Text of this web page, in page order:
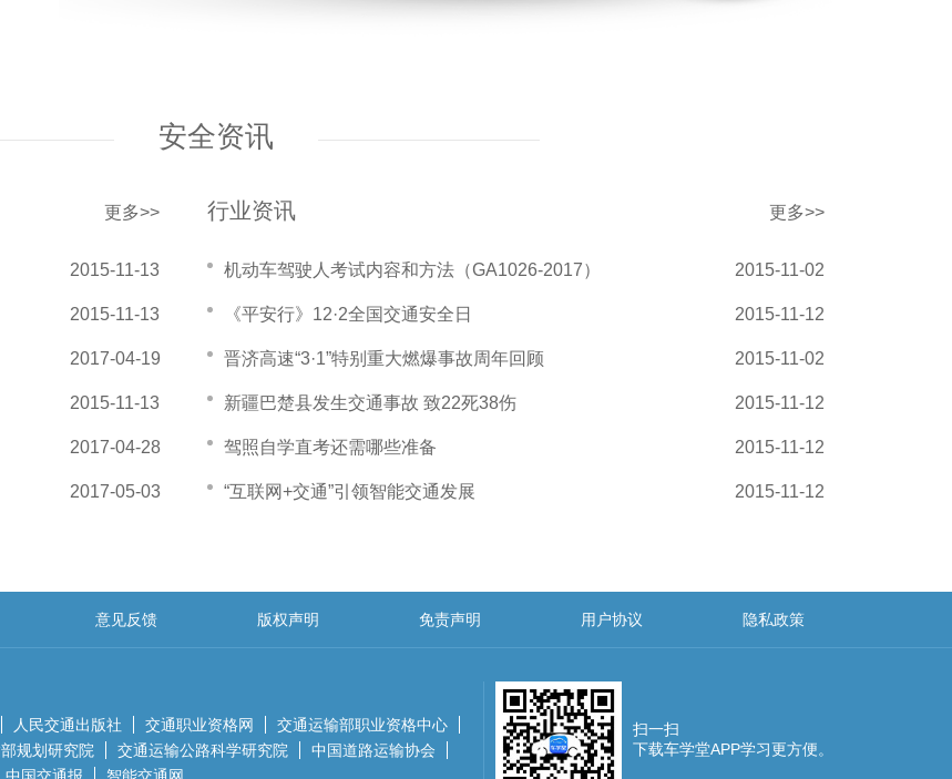
安全资讯
更多>>
2015-11-13
2015-11-13
2017-04-19
2015-11-13
2017-04-28
2017-05-03
行业资讯 更多>>
机动车驾驶人考试内容和方法（GA1026-2017） 2015-11-02
《平安行》12·2全国交通安全日 2015-11-12
晋济高速“3·1”特别重大燃爆事故周年回顾 2015-11-02
新疆巴楚县发生交通事故 致22死38伤 2015-11-12
驾照自学直考还需哪些准备 2015-11-12
“互联网+交通”引领智能交通发展 2015-11-12
意见反馈 版权声明 免责声明 用户协议 隐私政策
人民交通出版社 交通职业资格网
交通运输部职业资格中心
规划研究院 交通运输公路科学研究院
中国道路运输协会
中国交通报 智能交通网
扫一扫
下载车学堂APP学习更方便。